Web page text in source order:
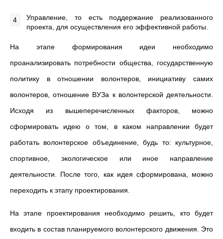
Управление, то есть поддержание реализованного
проекта, для осуществления его эффективной работы.
На этапе формирования идеи необходимо
проанализировать потребности общества, государственную
политику в отношении волонтеров, инициативу самих
волонтеров, отношение ВУЗа к волонтерской деятельности.
Исходя из вышеперечисленных факторов, можно
сформировать идею о том, в каком направлении будет
работать волонтерское объединение, будь то: культурное,
спортивное, экологическое или иное направление
деятельности. После того, как идея сформирована, можно
переходить к этапу проектирования.
На этапе проектирования необходимо решить, кто будет
входить в состав планируемого волонтерского движения. Это